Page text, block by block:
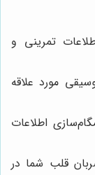
تمرینی و
مورد علاقه
اطلاعات
قلب شما در